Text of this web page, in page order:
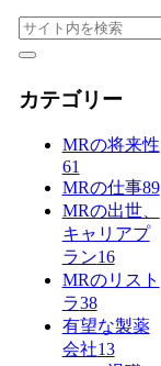
カテゴリー
MRの将来性
61
MRの仕事89
MRの出世、
キャリアプ
ラン16
MRのリスト
ラ38
有望な製薬
会社13